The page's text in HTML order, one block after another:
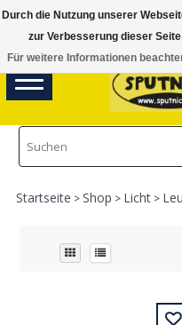
Di-Fr
Toggle
navigation
Startseite >Shop > Licht >
Durch die Nutzung unserer
zur Verbesserung dieser Seite
Für weitere Informationen